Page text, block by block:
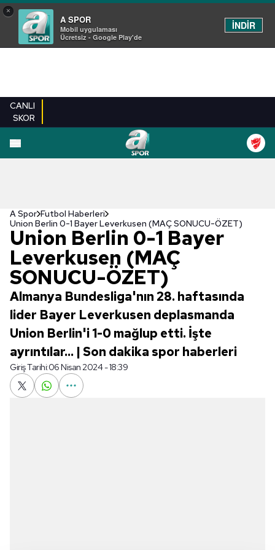
×
A SPOR
Mobil uygulaması
Ücretsiz - Google Play'de
İNDİR
CANLI
SKOR
A Spor Futbol Haberleri
Union Berlin 0-1 Bayer Leverkusen (MAÇ SONUCU-ÖZET)
Union Berlin 0-1 Bayer
Leverkusen (MAÇ
SONUCU-ÖZET)
Almanya Bundesliga'nın 28. haftasında
lider Bayer Leverkusen deplasmanda
Union Berlin'i 1-0 mağlup etti. İşte
ayrıntılar... | Son dakika spor haberleri
Giriş Tarihi:06 Nisan 2024 - 18:39